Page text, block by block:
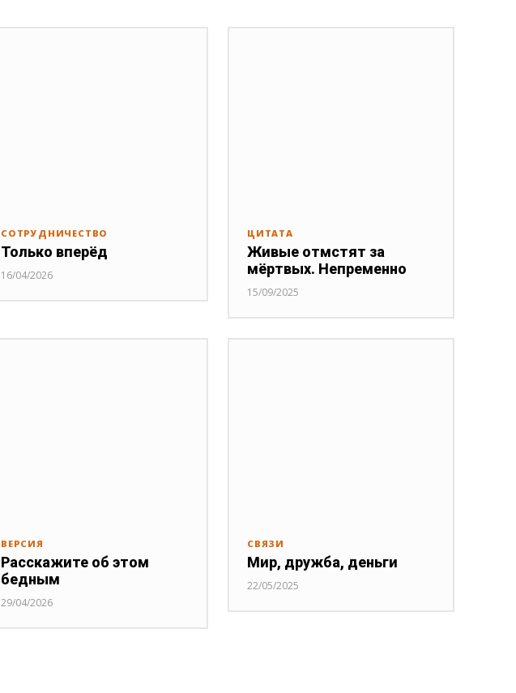
СОТРУДНИЧЕСТВО
Только вперёд
16/04/2026
ЦИТАТА
Живые отмстят за
мёртвых. Непременно
15/09/2025
ВЕРСИЯ
Расскажите об этом
бедным
29/04/2026
СВЯЗИ
Мир, дружба, деньги
22/05/2025